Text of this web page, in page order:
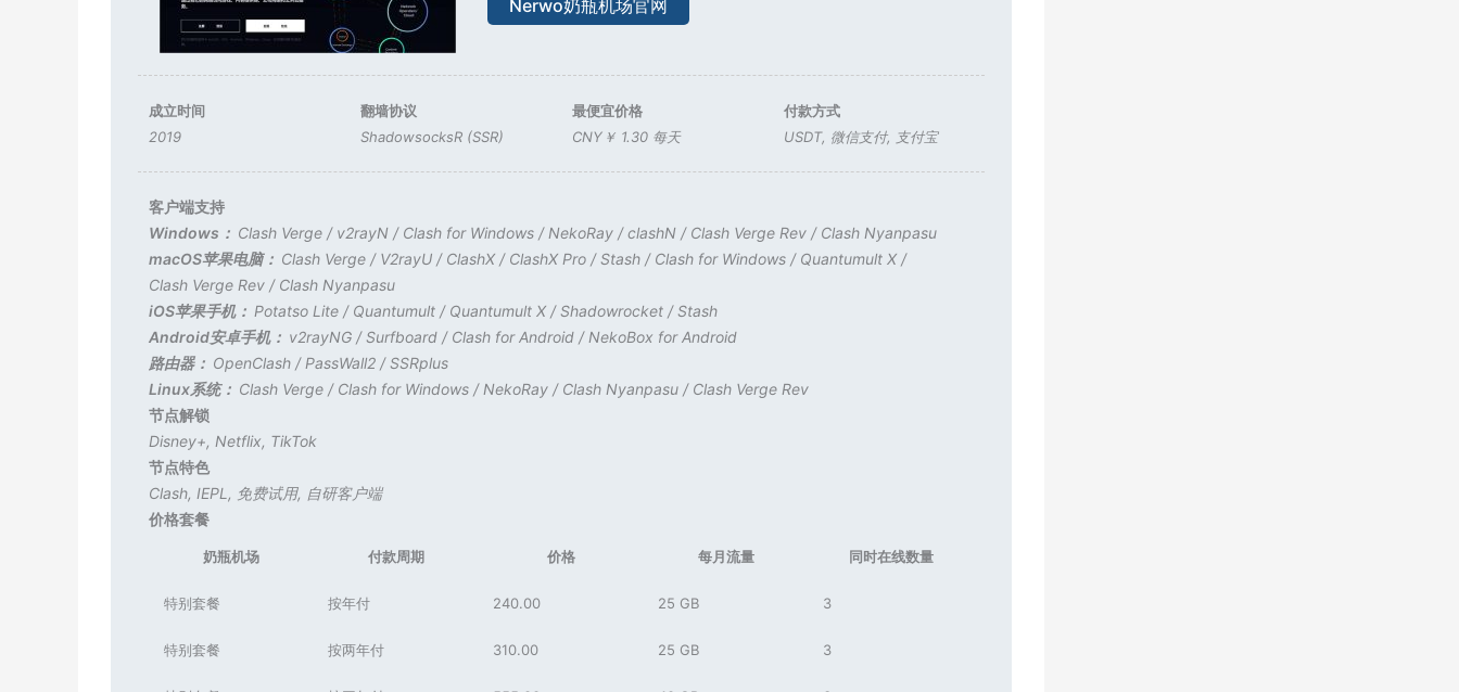
Nerwo奶瓶机场官网
成立时间
2019
翻墙协议
ShadowsocksR (SSR)
最便宜价格
CNY￥ 1.30 每天
付款方式
USDT, 微信支付, 支付宝
客户端支持
Windows： Clash Verge / v2rayN / Clash for Windows / NekoRay /clashN / Clash Verge Rev / Clash Nyanpasu
macOS苹果电脑： Clash Verge / V2rayU / ClashX / ClashX Pro /Stash / Clash for Windows / Quantumult X /
Clash Verge Rev / Clash Nyanpasu
iOS苹果手机： Potatso Lite / Quantumult / Quantumult X /Shadowrocket /Stash
Android安卓手机： v2rayNG /Surfboard / Clash for Android / NekoBox for Android
路由器： OpenClash / PassWall2 /SSRplus
Linux系统： Clash Verge / Clash for Windows / NekoRay / Clash Nyanpasu / Clash Verge Rev
节点解锁
Disney+, Netflix, TikTok
节点特色
Clash, IEPL , 免费试用, 自研客户端
价格套餐
奶瓶机场 付款周期 价格 每月流量 同时在线数量
特别套餐 按年付 240.00 25 GB 3
特别套餐 按两年付 310.00 25 GB 3